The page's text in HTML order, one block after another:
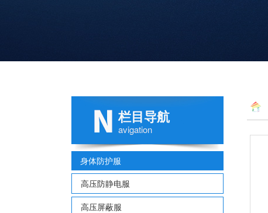
栏目导航
avigation
身体防护服
高压防静电服
高压屏蔽服